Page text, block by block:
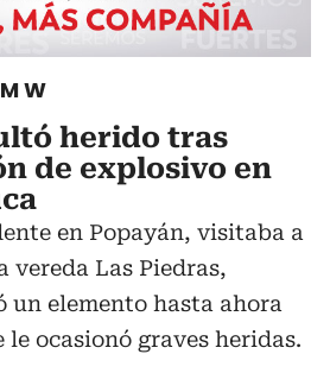
W
herido tras
de explosivo en
en Popayán, visitaba a
vereda Las Piedras,
un elemento hasta ahora
le ocasionó graves heridas.